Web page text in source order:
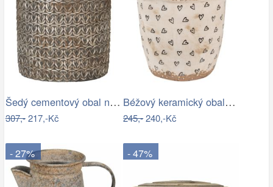
Šedý cementový obal na květináč s…
307,-217,-Kč
Béžový keramický obal na květináč se…
245,-240,-Kč
- 27% - 47%